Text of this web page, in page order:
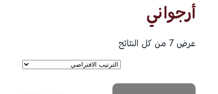
أرجواني
عرض ⁦7⁩ من كل النتائج